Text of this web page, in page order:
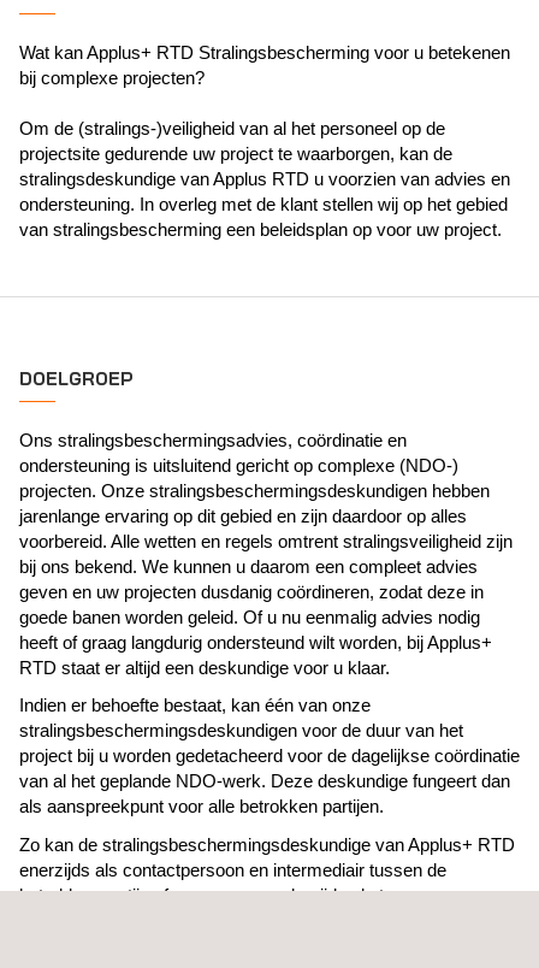
Wat kan Applus+ RTD Stralingsbescherming voor u betekenen
bij complexe projecten?
Om de (stralings-)veiligheid van al het personeel op de
projectsite gedurende uw project te waarborgen, kan de
stralingsdeskundige van Applus RTD u voorzien van advies en
ondersteuning. In overleg met de klant stellen wij op het gebied
van stralingsbescherming een beleidsplan op voor uw project.
DOELGROEP
Ons stralingsbeschermingsadvies, coördinatie en
ondersteuning is uitsluitend gericht op complexe (NDO-)
projecten. Onze stralingsbeschermingsdeskundigen hebben
jarenlange ervaring op dit gebied en zijn daardoor op alles
voorbereid. Alle wetten en regels omtrent stralingsveiligheid zijn
bij ons bekend. We kunnen u daarom een compleet advies
geven en uw projecten dusdanig coördineren, zodat deze in
goede banen worden geleid. Of u nu eenmalig advies nodig
heeft of graag langdurig ondersteund wilt worden, bij Applus+
RTD staat er altijd een deskundige voor u klaar.
Indien er behoefte bestaat, kan één van onze
stralingsbeschermingsdeskundigen voor de duur van het
project bij u worden gedetacheerd voor de dagelijkse coördinatie
van al het geplande NDO-werk. Deze deskundige fungeert dan
als aanspreekpunt voor alle betrokken partijen.
Zo kan de stralingsbeschermingsdeskundige van Applus+ RTD
enerzijds als contactpersoon en intermediair tussen de
betrokken partijen fungeren, en anderzijds als tussenpersoon